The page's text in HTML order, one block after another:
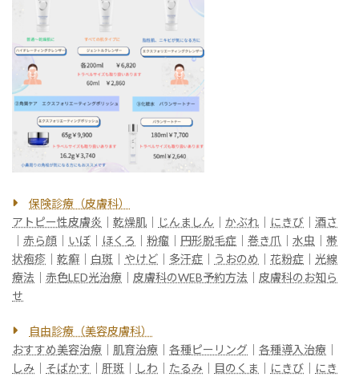
保険診療（皮膚科）
アトピー性皮膚炎
乾燥肌 じんましん かぶれ にきび
酒さ
赤ら顔 いぼ ほくろ 粉瘤 円形脱毛症 巻き爪 水虫
帯
状疱疹
乾癬 白斑 やけど 多汗症 うおのめ 花粉症
光線
療法
赤色LED光治療 皮膚科のWEB予約方法
皮膚科のお知ら
せ
自由診療（美容皮膚科）
おすすめ美容治療
肌育治療 各種ピーリング 各種導入治療
しみ
そばかす 肝斑 しわ たるみ 目のくま にきび にき